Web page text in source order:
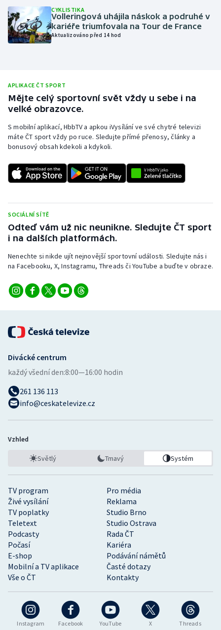
Motorsport
Olympijské hry
Plážový volejbal
Ragby
Rychlobruslení
Rychlostní kanoistika
Sportovní střelba
Stolní tenis
Triatlon
Veslování
Vodní slalom
Volejbal
Ostatní
CYKLISTIKA
Volleringová uhájila náskok a podruhé v
kariéře triumfovala na Tour de France
Aktualizováno před 14 hod
APLIKACE ČT SPORT
Mějte celý sportovní svět vždy u sebe i na
velké obrazovce.
S mobilní aplikací, HbbTV a apkou iVysílání ve své chytré televizi
máte ČT sport vždy po ruce. Sledujte přímé přenosy, články a
bonusový obsah kdekoli a kdykoli.
SOCIÁLNÍ SÍTĚ
Odteď vám už nic neunikne. Sledujte ČT sport
i na dalších platformách.
Nenechte si nikde ujít nejnovější sportovní události. Sledujte nás i
na Facebooku, X, Instagramu, Threads či YouTube a buďte v obraze.
Instagram Facebook YouTube X Threads
TV program
Pro média
Živé vysílání
Reklama
TV poplatky
Studio Brno
Teletext
Studio Ostrava
Podcasty
Rada ČT
Počasí
Kariéra
E-shop
Podávání námětů
Mobilní a TV aplikace
Časté dotazy
Vše o ČT
Kontakty
Divácké centrum
každý všední den:8:00—16:00 hodin
261 136 113
info@ceskatelevize.cz
Vzhled
Světlý Tmavý Systém